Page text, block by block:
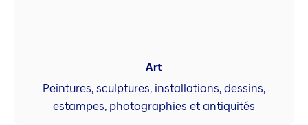
Art
Peintures, sculptures, installations, dessins,
estampes, photographies et antiquités